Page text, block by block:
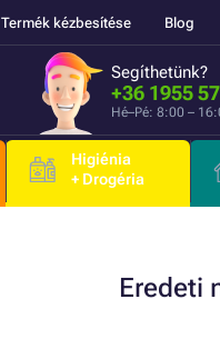
Termék kézbesítése Blog
Segíthetünk?
+36 1955
Hé–Pé: 8:00 –
Higiénia
+ Drogéria
Eredeti